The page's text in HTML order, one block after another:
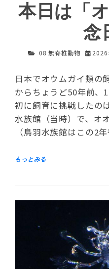
本日は「
念
08 無脊椎動物 2026
日本でオウムガイ類の
からちょうど50年前、
初に飼育に挑戦したの
水族館（当時）で、オ
（鳥羽水族館はこの2